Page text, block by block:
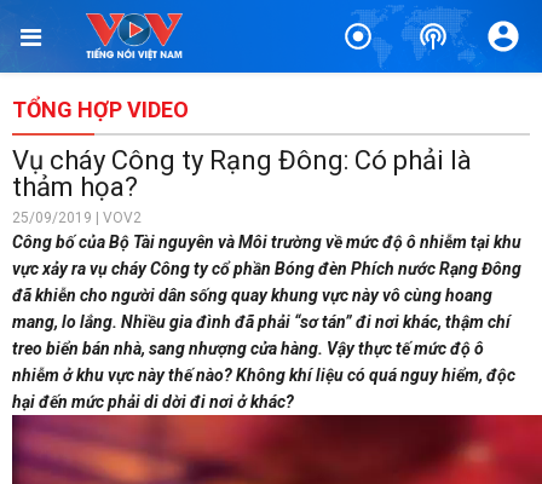
TỔNG HỢP VIDEO
Vụ cháy Công ty Rạng Đông: Có phải là
thảm họa?
25/09/2019 | VOV2
Công bố của Bộ Tài nguyên và Môi trường về mức độ ô nhiễm tại khu
vực xảy ra vụ cháy Công ty cổ phần Bóng đèn Phích nước Rạng Đông
đã khiễn cho người dân sống quay khung vực này vô cùng hoang
mang, lo lắng. Nhiều gia đình đã phải “sơ tán” đi nơi khác, thậm chí
treo biển bán nhà, sang nhượng cửa hàng. Vậy thực tế mức độ ô
nhiễm ở khu vực này thế nào? Không khí liệu có quá nguy hiểm, độc
hại đến mức phải di dời đi nơi ở khác?